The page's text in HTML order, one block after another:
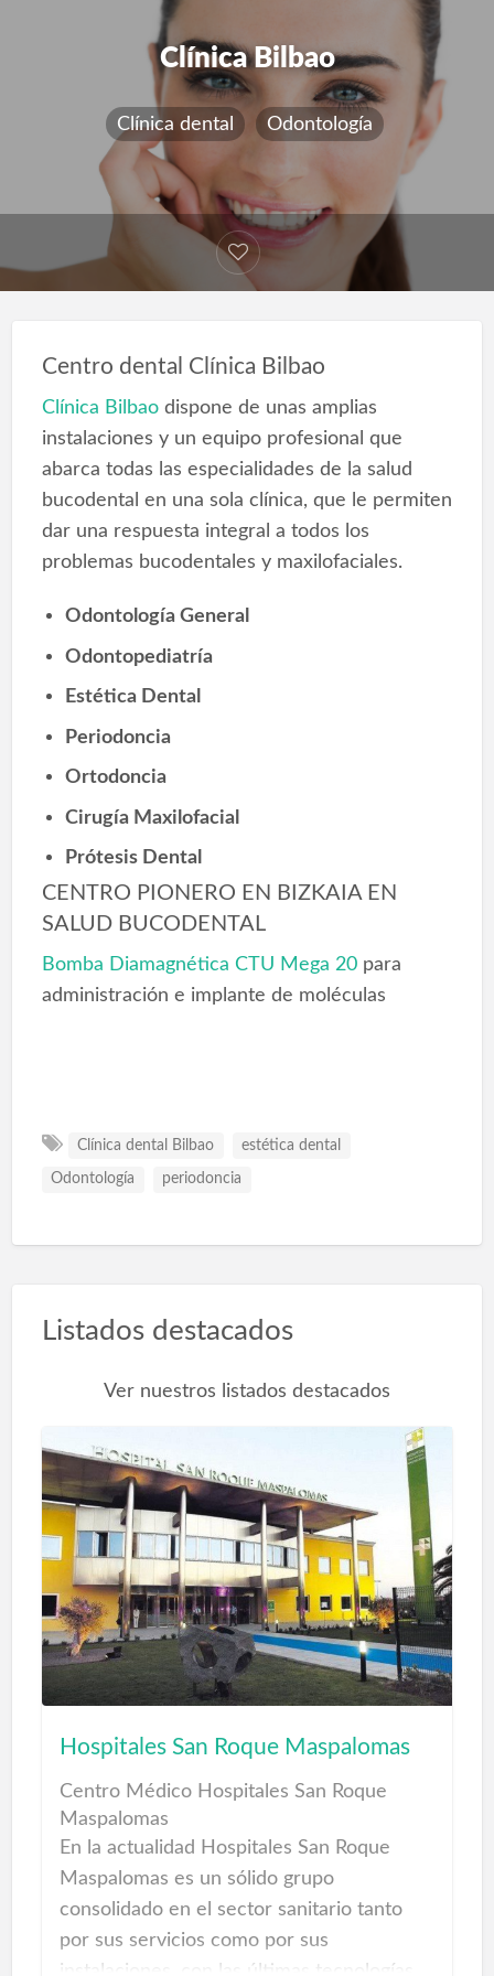
Clínica Bilbao
Clínica dental Odontología
Centro dental Clínica Bilbao
Clínica Bilbaodispone de unas amplias
instalaciones y un equipo profesional que
abarca todas las especialidades de la salud
bucodental en una sola clínica, que le permiten
dar una respuesta integral a todos los
problemas bucodentales y maxilofaciales.
Odontología General
Odontopediatría
Estética Dental
Periodoncia
Ortodoncia
Cirugía Maxilofacial
Prótesis Dental
CENTRO PIONERO EN BIZKAIA EN
SALUD BUCODENTAL
Bomba Diamagnética CTU Mega 20para
administración e implante de moléculas
Clínica dental Bilbao estética dental
Odontología periodoncia
Listados destacados
Ver nuestros listados destacados
Hospitales San Roque Maspalomas
Centro Médico Hospitales San Roque
Maspalomas
En la actualidad Hospitales San Roque
Maspalomas es un sólido grupo
consolidado en el sector sanitario tanto
por sus servicios como por sus
instalaciones, con las últimas tecnologías